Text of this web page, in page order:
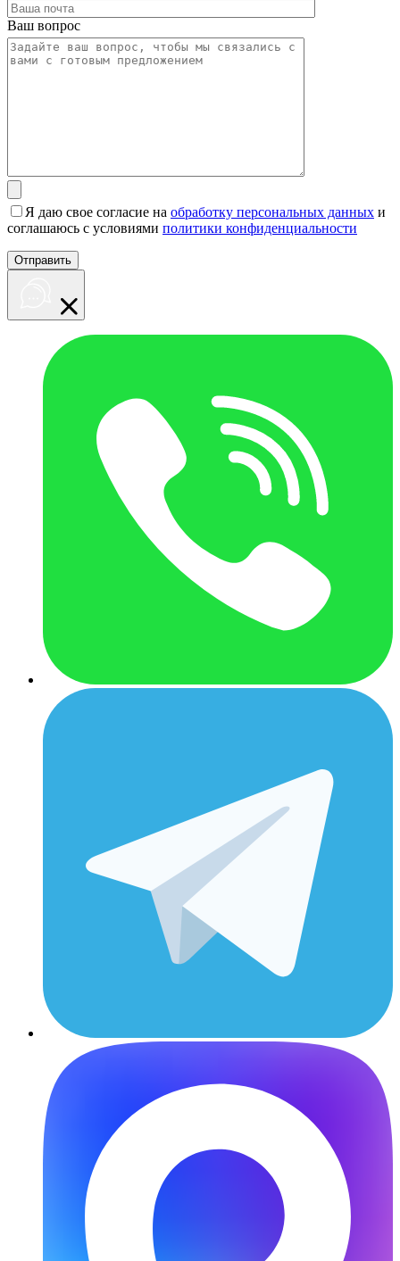
Ваш вопрос
Я даю свое согласие на обработку персональных данных и
соглашаюсь с условиями политики конфиденциальности